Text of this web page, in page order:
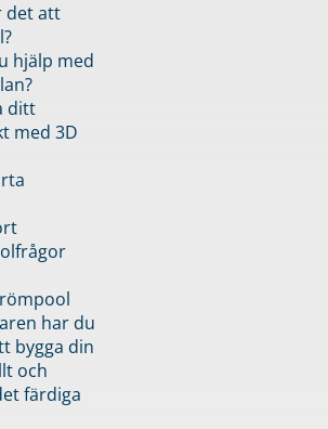
det att
hjälp med
ditt
med 3D
har du
bygga din
och
färdiga